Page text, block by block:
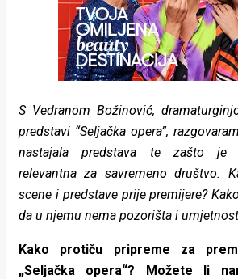
Aktuelnosti
Urban
Magazin
S Vedranom Božinović,
predstavi “Seljačka opera”,
nastajala predstava te zašto je
relevantna za savremeno društvo.
scene i predstave prije premijere?
da u njemu nema pozorišta i
Kako protiču pripreme za
„Seljačka opera“? Možete li